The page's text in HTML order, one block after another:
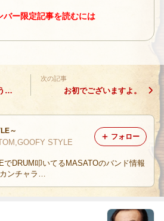
バー限定記事を読むには
…
次の記事
お初でございますよ。
～
STYLE
でDRUM叩いてるMASATOのバンド情報
ンチャラ…
フォロー